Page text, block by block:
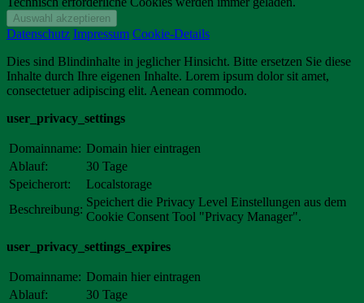
Datenschutz Impressum Cookie-Details
Dies sind Blindinhalte in jeglicher Hinsicht. Bitte ersetzen Sie diese
Inhalte durch Ihre eigenen Inhalte. Lorem ipsum dolor sit amet,
consectetuer adipiscing elit. Aenean commodo.
user_privacy_settings
Domainname: Domain hier eintragen
Ablauf:
30 Tage
Speicherort:
Localstorage
Beschreibung:
Speichert die Privacy Level Einstellungen aus dem
Cookie Consent Tool "Privacy Manager".
user_privacy_settings_expires
Domainname: Domain hier eintragen
Ablauf:
30 Tage